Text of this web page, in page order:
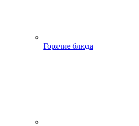
Горячие блюда